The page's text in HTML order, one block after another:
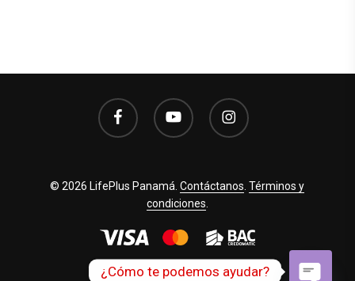
facebook youtube instagram
© 2026 LifePlus Panamá.Contáctanos .Términos y
condiciones
¿Cómo te podemos ayudar?